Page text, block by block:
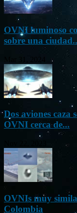
OVNI luminoso
sobre una
Dos aviones caza
OVNI cerca de...
OVNIs muy
Colombia